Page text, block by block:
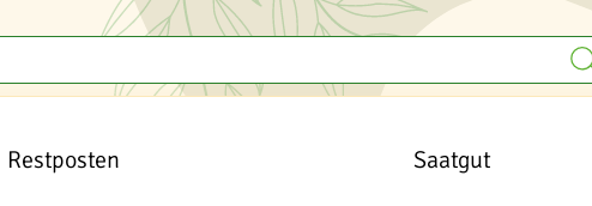
Restposten Saatgut